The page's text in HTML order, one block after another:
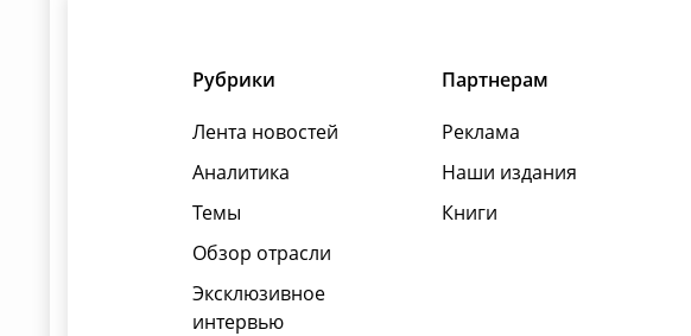
Рубрики
Лента новостей
Аналитика
Темы
Обзор отрасли
Эксклюзивное
интервью
Партнерам
Реклама
Наши издания
Книги